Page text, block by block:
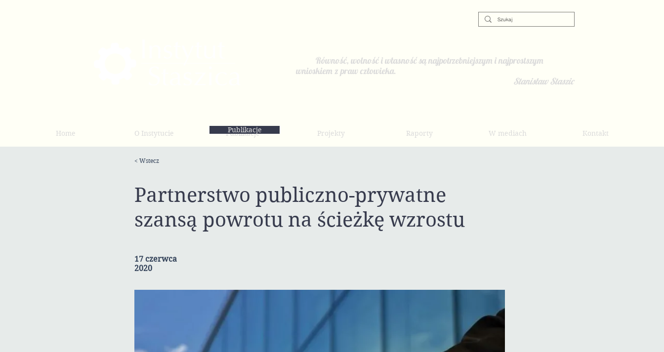
Równość, wolność i własność są najpotrzebniejszym i najprostszym
wnioskiem z praw człowieka.
Stanisław Staszic
Home O Instytucie Publikacje Projekty Raporty W mediach Kontakt
Publikacje
< Wstecz
Partnerstwo publiczno-prywatne
szansą powrotu na ścieżkę wzrostu
17 czerwca
2020